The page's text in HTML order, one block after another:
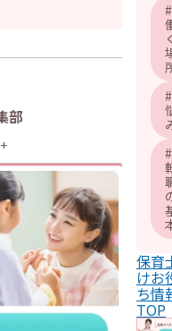
#
#
#
保育
けお
ち情
TOP
部
+